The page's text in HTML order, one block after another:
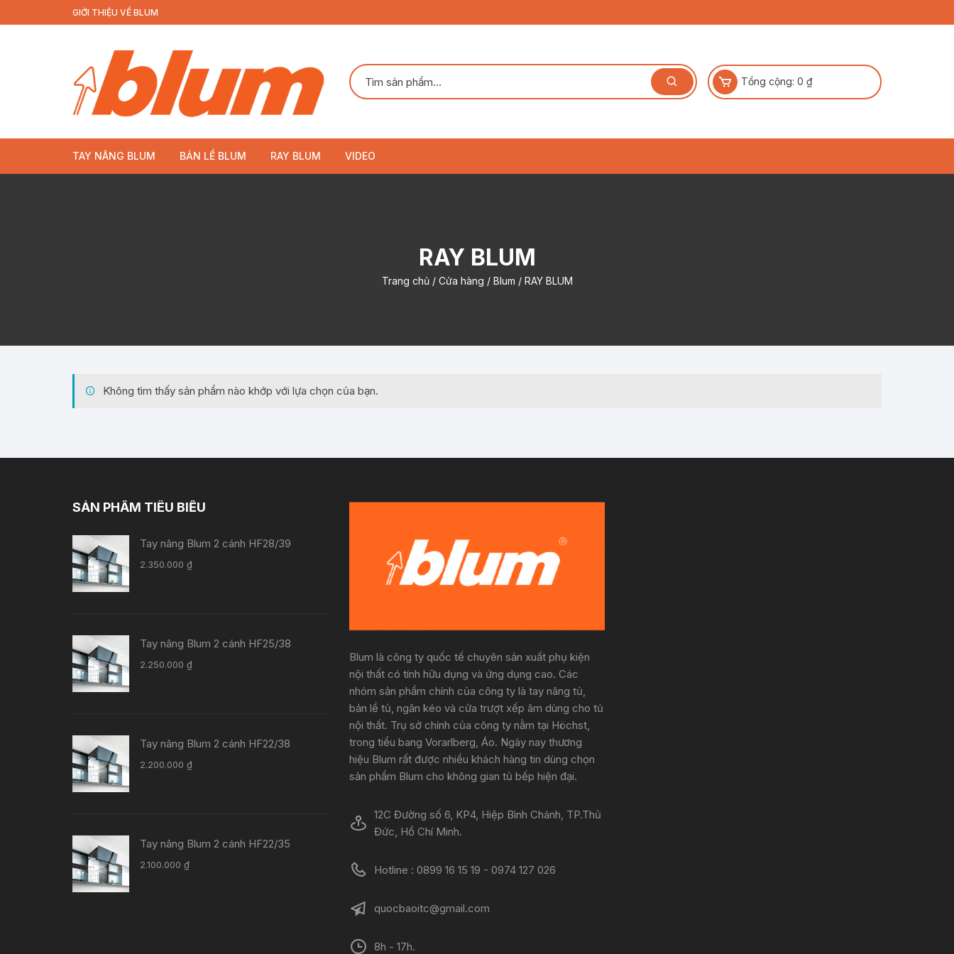
GIỚI THIỆU VỀ BLUM
Tổng cộng: 0 ₫
TAY NÂNG BLUM BẢN LỀ BLUM RAY BLUM VIDEO
RAY BLUM
Trang chủ/ Cửa hàng / Blum / RAY BLUM
Không tìm thấy sản phẩm nào khớp với lựa chọn của bạn.
SẢN PHẨM TIÊU BIỂU
Tay nâng Blum 2 cánh HF28/39
2.350.000 ₫
Tay nâng Blum 2 cánh HF25/38
2.250.000 ₫
Tay nâng Blum 2 cánh HF22/38
2.200.000 ₫
Tay nâng Blum 2 cánh HF22/35
2.100.000 ₫
Blum là công ty quốc tế chuyên sản xuất phụ kiện
nội thất có tính hữu dụng và ứng dụng cao. Các
nhóm sản phẩm chính của công ty là tay nâng tủ,
bản lề tủ, ngăn kéo và cửa trượt xếp âm dùng cho tủ
nội thất. Trụ sở chính của công ty nằm tại Höchst,
trong tiểu bang Vorarlberg, Áo. Ngày nay thương
hiệu Blum rất được nhiều khách hàng tin dùng chọn
sản phẩm Blum cho không gian tủ bếp hiện đại.
12C Đường số 6, KP4, Hiệp Bình Chánh, TP.Thủ
Đức, Hồ Chí Minh.
Hotline : 0899 16 15 19 - 0974 127 026
quocbaoitc@gmail.com
8h - 17h.